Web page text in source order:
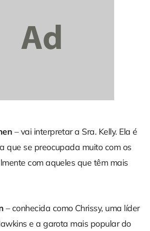
– vai interpretar a Sra. Kelly. Ela é
que se preocupada muito com os
com aqueles que têm mais
– conhecida como Chrissy, uma líder
e a garota mais popular do